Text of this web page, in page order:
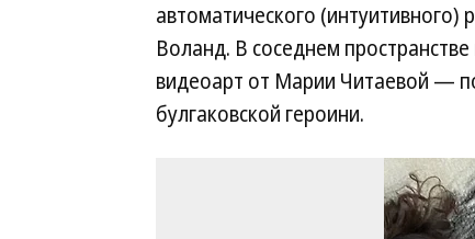
автоматического
Воланд. В соседнем
видеоарт от Марии Читаевой —
булгаковской героини.